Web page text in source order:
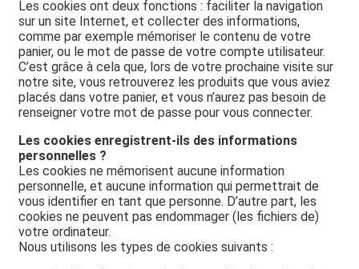
Les cookies ont deux fonctions : faciliter la navigation
sur un site Internet, et collecter des informations,
comme par exemple mémoriser le contenu de votre
panier, ou le mot de passe de votre compte utilisateur.
C’est grâce à cela que, lors de votre prochaine visite sur
notre site, vous retrouverez les produits que vous aviez
placés dans votre panier, et vous n’aurez pas besoin de
renseigner votre mot de passe pour vous connecter.
Les cookies enregistrent-ils des informations
personnelles ?
Les cookies ne mémorisent aucune information
personnelle, et aucune information qui permettrait de
vous identifier en tant que personne. D’autre part, les
cookies ne peuvent pas endommager (les fichiers de)
votre ordinateur.
Nous utilisons les types de cookies suivants :